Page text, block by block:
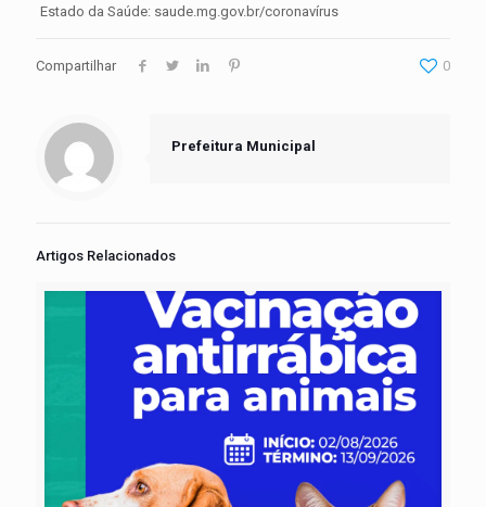
Estado da Saúde: saude.mg.gov.br/coronavírus
Compartilhar 0
Prefeitura Municipal
Artigos Relacionados